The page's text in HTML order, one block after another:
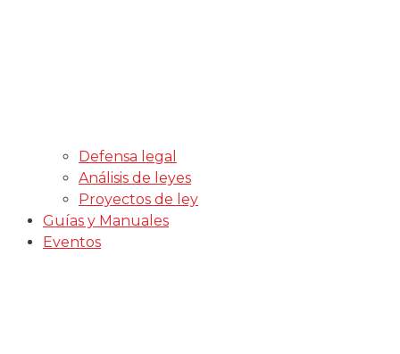
Defensa legal
Análisis de leyes
Proyectos de ley
Guías y Manuales
Eventos